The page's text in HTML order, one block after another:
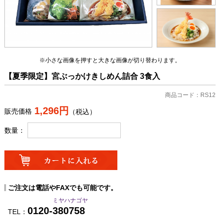
※小さな画像を押すと大きな画像が切り替わります。
【夏季限定】宮ぶっかけきしめん詰合 3食入
商品コード：RS12
販売価格 1,296円 （税込）
数量：
ご注文は電話やFAXでも可能です。
ミヤハナゴヤ
TEL： 0120-380758